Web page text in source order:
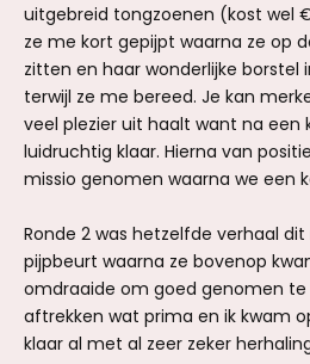
uitgebreid tongzoenen (kost wel
ze me kort gepijpt waarna ze op
zitten en haar wonderlijke borstel
terwijl ze me bereed. Je kan
veel plezier uit haalt want na een
luidruchtig klaar. Hierna van
missio genomen waarna we een
Ronde 2 was hetzelfde verhaal
pijpbeurt waarna ze bovenop
omdraaide om goed genomen
aftrekken wat prima en ik kwam
klaar al met al zeer zeker